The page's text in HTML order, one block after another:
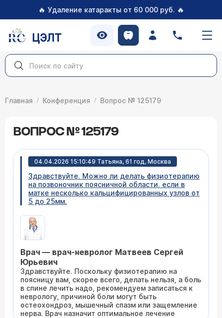
🔥 Удаление катаракты от 60 000 руб. 🔥
ЦЭЛТ
Главная Конференция Вопрос № 125179
ВОПРОС № 125179
04.04.2026 15:10:49 Татьяна, 61 год, Москва
Здравствуйте. Можно ли делать физиотерапию
на позвоночник поясничной области, если в
матке несколько кальцифицированных узлов от
5 до 25мм.
Врач — врач-невролог Матвеев Сергей
Юрьевич
Здравствуйте. Поскольку физиотерапию на
поясницу вам, скорее всего, делать нельзя, а боль
в спине лечить надо, рекомендуем записаться к
неврологу, причиной боли могут быть
остеохондроз, мышечный спазм или защемление
нерва. Врач назначит оптимальное лечение